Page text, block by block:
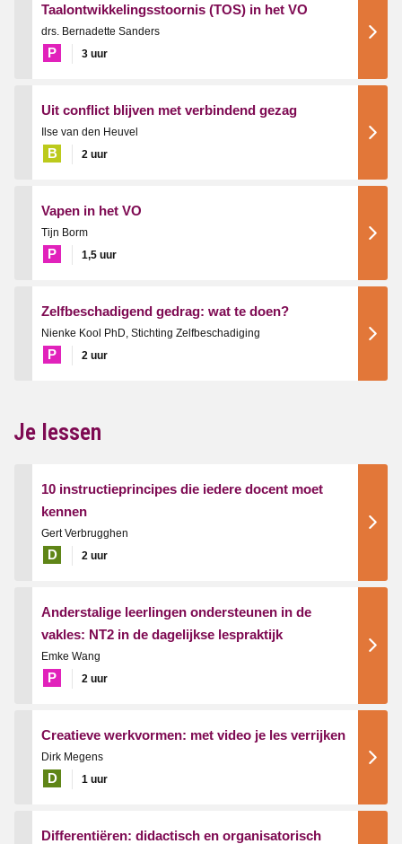
Taalontwikkelingsstoornis (TOS) in het VO
drs. Bernadette Sanders
P 3 uur
Uit conflict blijven met verbindend gezag
Ilse van den Heuvel
B 2 uur
Vapen in het VO
Tijn Borm
P 1,5 uur
Zelfbeschadigend gedrag: wat te doen?
Nienke Kool PhD, Stichting Zelfbeschadiging
P 2 uur
Je lessen
10 instructieprincipes die iedere docent moet
kennen
Gert Verbrugghen
D 2 uur
Anderstalige leerlingen ondersteunen in de
vakles: NT2 in de dagelijkse lespraktijk
Emke Wang
P 2 uur
Creatieve werkvormen: met video je les verrijken
Dirk Megens
D 1 uur
Differentiëren: didactisch en organisatorisch